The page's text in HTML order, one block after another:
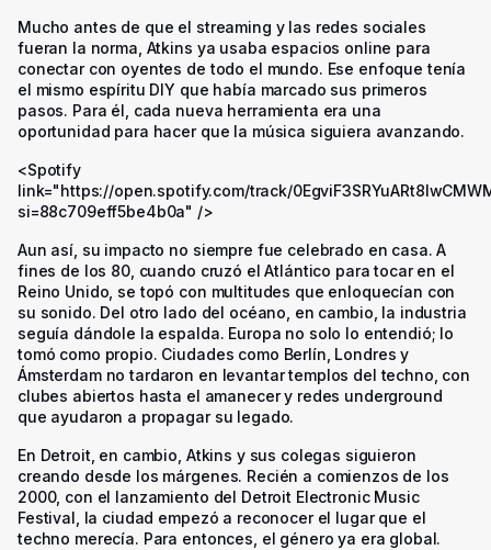
Mucho antes de que el streaming y las redes sociales
fueran la norma, Atkins ya usaba espacios online para
conectar con oyentes de todo el mundo. Ese enfoque tenía
el mismo espíritu DIY que había marcado sus primeros
pasos. Para él, cada nueva herramienta era una
oportunidad para hacer que la música siguiera avanzando.
<Spotify
link="https://open.spotify.com/track/
si=88c709eff5be4b0a" />
Aun así, su impacto no siempre fue celebrado en casa. A
fines de los 80, cuando cruzó el Atlántico para tocar en el
Reino Unido, se topó con multitudes que enloquecían con
su sonido. Del otro lado del océano, en cambio, la industria
seguía dándole la espalda. Europa no solo lo entendió; lo
tomó como propio. Ciudades como Berlín, Londres y
Ámsterdam no tardaron en levantar templos del techno, con
clubes abiertos hasta el amanecer y redes underground
que ayudaron a propagar su legado.
En Detroit, en cambio, Atkins y sus colegas siguieron
creando desde los márgenes. Recién a comienzos de los
2000, con el lanzamiento del Detroit Electronic Music
Festival, la ciudad empezó a reconocer el lugar que el
techno merecía. Para entonces, el género ya era global.